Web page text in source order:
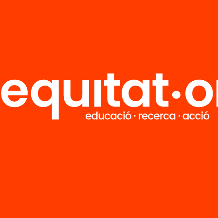
proyectos para implicarte.